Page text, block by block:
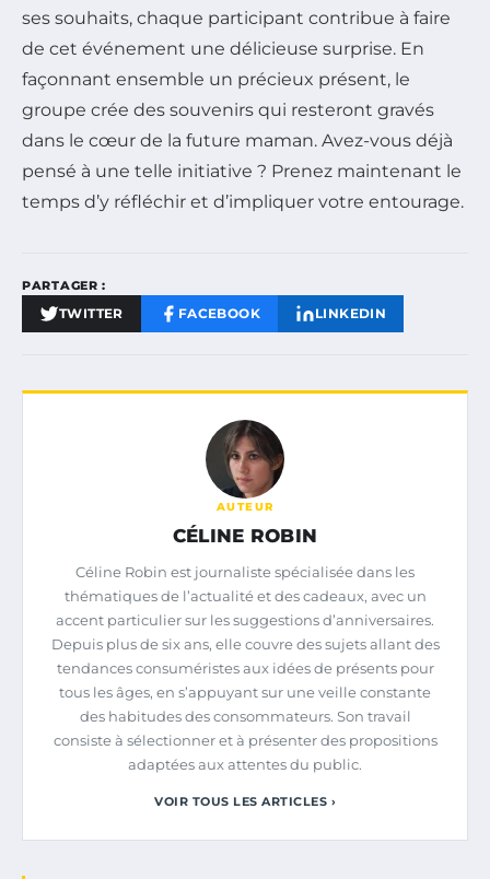
ses souhaits, chaque participant contribue à faire
de cet événement une délicieuse surprise. En
façonnant ensemble un précieux présent, le
groupe crée des souvenirs qui resteront gravés
dans le cœur de la future maman. Avez-vous déjà
pensé à une telle initiative ? Prenez maintenant le
temps d’y réfléchir et d’impliquer votre entourage.
PARTAGER :
TWITTER FACEBOOK LINKEDIN
AUTEUR
CÉLINE ROBIN
Céline Robin est journaliste spécialisée dans les
thématiques de l’actualité et des cadeaux, avec un
accent particulier sur les suggestions d’anniversaires.
Depuis plus de six ans, elle couvre des sujets allant des
tendances consuméristes aux idées de présents pour
tous les âges, en s’appuyant sur une veille constante
des habitudes des consommateurs. Son travail
consiste à sélectionner et à présenter des propositions
adaptées aux attentes du public.
VOIR TOUS LES ARTICLES ›